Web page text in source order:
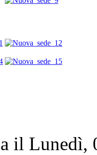
il Lunedì,